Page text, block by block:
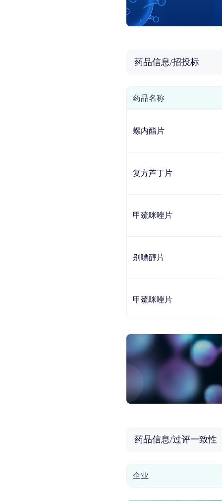
药品信息/招投标
药品名称
螺内酯片
复方芦丁片
甲巯咪唑片
别嘌醇片
甲巯咪唑片
药品信息/过评一致性
企业